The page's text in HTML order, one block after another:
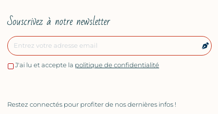
Souscrivez à notre newsletter
J'ai lu et accepte la politique de confidentialité
Restez connectés pour profiter de nos dernières infos !